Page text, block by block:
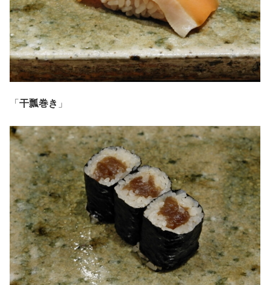
「 干瓢巻き 」